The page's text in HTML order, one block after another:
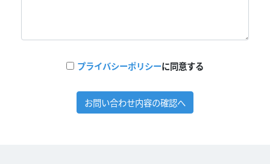
プライバシーポリシーに同意する
お問い合わせ内容の確認へ